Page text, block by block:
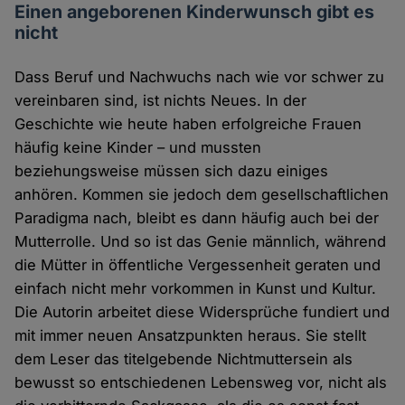
Einen angeborenen Kinderwunsch gibt es
nicht
Dass Beruf und Nachwuchs nach wie vor schwer zu
vereinbaren sind, ist nichts Neues. In der
Geschichte wie heute haben erfolgreiche Frauen
häufig keine Kinder – und mussten
beziehungsweise müssen sich dazu einiges
anhören. Kommen sie jedoch dem gesellschaftlichen
Paradigma nach, bleibt es dann häufig auch bei der
Mutterrolle. Und so ist das Genie männlich, während
die Mütter in öffentliche Vergessenheit geraten und
einfach nicht mehr vorkommen in Kunst und Kultur.
Die Autorin arbeitet diese Widersprüche fundiert und
mit immer neuen Ansatzpunkten heraus. Sie stellt
dem Leser das titelgebende Nichtmuttersein als
bewusst so entschiedenen Lebensweg vor, nicht als